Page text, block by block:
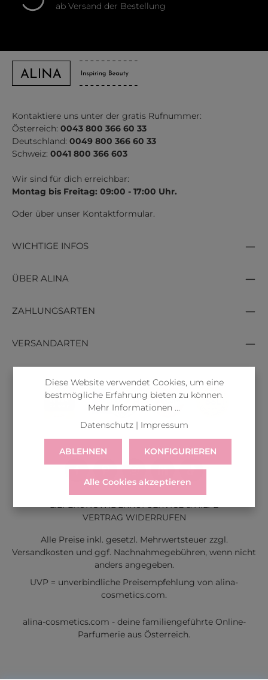
ab Versand der Bestellung
Kontaktiere uns unter der gratis Rufnummer:
Österreich: 0043 800 366 60 33
Deutschland: 0049 800 366 60 33
Schweiz: 0041 800 366 603
Wir sind für dich erreichbar:
Montag bis Freitag: 09:00 - 17:00 Uhr.
Oder über unser Kontaktformular.
WICHTIGE INFOS
ÜBER ALINA
ZAHLUNGSARTEN
VERSANDARTEN
LIEFERUNGWIDERRUFSERVICE & HILFE
VERTRAG WIDERRUFEN
Alle Preise inkl. gesetzl. Mehrwertsteuer zzgl.
Versandkosten und ggf. Nachnahmegebühren, wenn nicht
anders angegeben.
UVP = unverbindliche Preisempfehlung von alina-
cosmetics.com.
alina-cosmetics.com - deine familiengeführte Online-
Parfumerie aus Österreich.
Diese Website verwendet Cookies, um eine
bestmögliche Erfahrung bieten zu können.
Mehr Informationen ...
Datenschutz| Impressum
ABLEHNEN KONFIGURIEREN
Alle Cookies akzeptieren